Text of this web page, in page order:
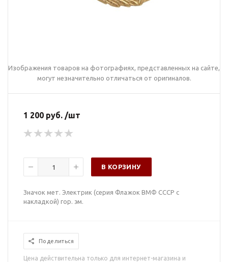
Изображения товаров на фотографиях, представленных на сайте,
могут незначительно отличаться от оригиналов.
1 200 руб. /шт
В КОРЗИНУ
Значок мет. Электрик (серия Флажок ВМФ СССР с
накладкой) гор. эм.
Поделиться
Цена действительна только для интернет-магазина и